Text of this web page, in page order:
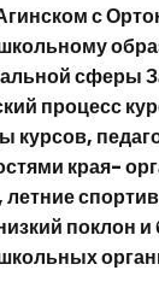
с
сферы
процесс
края-
поклон